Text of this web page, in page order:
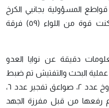
المسؤولية بجانبي الكرخ
والرصافة، وفي سياق متصل تمكنت قوة من اللواء (٥٩) فرقة
دقيقة عن نوايا العدو
عملية البحث والتفتيش تم ضبط
(صاروخ كاتيوشا عدد٢، صمام صاروخ عدد ٢، صواعق تفجير عدد ٦،
اطلاق عدد ١) اذ تم رفعها من قبل مفرزة الجهد